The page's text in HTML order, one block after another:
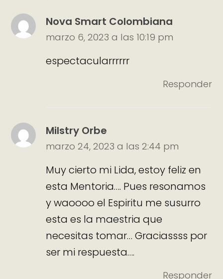
Nova Smart Colombiana
marzo 6, 2023 a las 10:19 pm
espectacularrrrrr
Responder
Milstry Orbe
marzo 24, 2023 a las 2:44 pm
Muy cierto mi Lida, estoy feliz en
esta Mentoria…. Pues resonamos
y waoooo el Espiritu me susurro
esta es la maestria que
necesitas tomar… Graciassss por
ser mi respuesta….
Responder